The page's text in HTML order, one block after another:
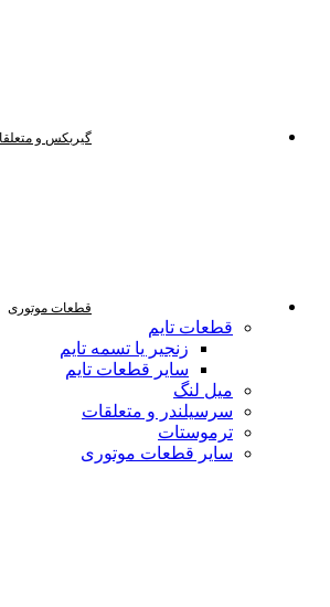
گیربکس و
قطعات موتوری
قطعات تایم
زنجیر یا تسمه تایم
سایر قطعات تایم
میل لنگ
سرسیلندر و متعلقات
ترموستات
سایر قطعات موتوری